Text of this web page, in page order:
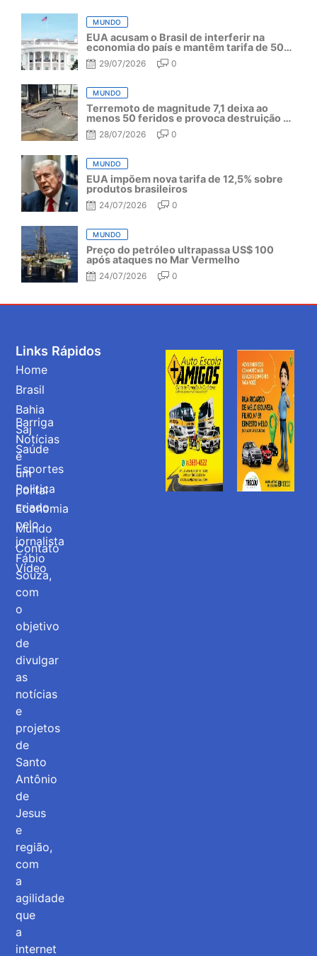
MUNDO
EUA acusam o Brasil de interferir na
economia do país e mantêm tarifa de 50%
por mais um ano
29/07/2026 0
MUNDO
Terremoto de magnitude 7,1 deixa ao
menos 50 feridos e provoca destruição no
Japão
28/07/2026 0
MUNDO
EUA impõem nova tarifa de 12,5% sobre
produtos brasileiros
24/07/2026 0
MUNDO
Preço do petróleo ultrapassa US$ 100
após ataques no Mar Vermelho
24/07/2026 0
Barriga
Notícias
é
um
portal
criado
pelo
jornalista
Fábio
Souza,
com
o
objetivo
de
divulgar
as
notícias
e
projetos
de
Santo
Antônio
de
Jesus
e
região,
com
a
agilidade
que
a
internet
Links Rápidos
Home
Brasil
Bahia
Saj
Saúde
Esportes
Politica
Economia
Mundo
Contato
Vídeo